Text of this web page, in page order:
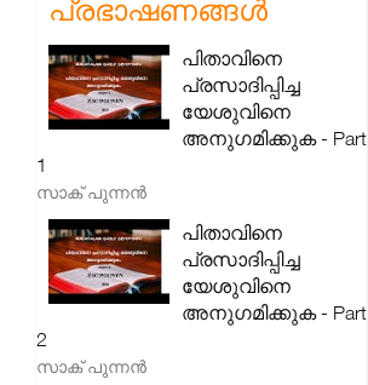
പ്രഭാഷണങ്ങൾ
പിതാവിനെ
പ്രസാദിപ്പിച്ച
യേശുവിനെ
അനുഗമിക്കുക - Part
1
സാക് പുന്നൻ
പിതാവിനെ
പ്രസാദിപ്പിച്ച
യേശുവിനെ
അനുഗമിക്കുക - Part
2
സാക് പുന്നൻ